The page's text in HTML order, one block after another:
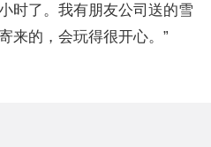
时了。我有朋友公司送的雪
来的，会玩得很开心。”